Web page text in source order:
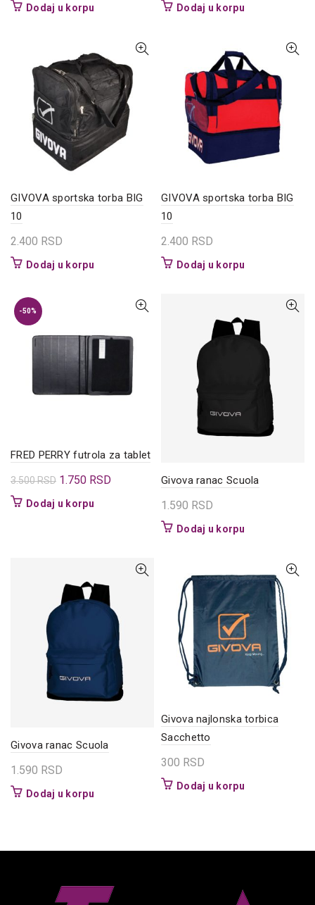
Dodaj u korpu Dodaj u korpu
GIVOVA sportska torba BIG
10
2.400 RSD
Dodaj u korpu
GIVOVA sportska torba BIG
10
2.400 RSD
Dodaj u korpu
-50%
FRED PERRY futrola za tablet
3.500RSD Originalna
cena
1.750 RSDTrenutna
Dodaj u korpu
Givova ranac Scuola
1.590 RSD
Dodaj u korpu
Givova ranac Scuola
1.590 RSD
Dodaj u korpu
Givova najlonska torbica
Sacchetto
300 RSD
Dodaj u korpu